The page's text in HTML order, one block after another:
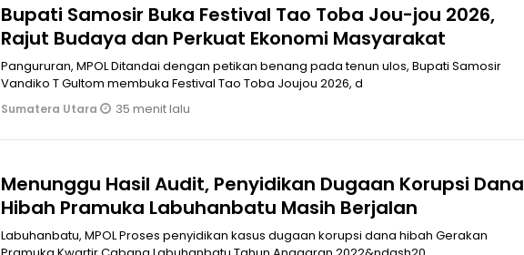
Bupati Samosir Buka Festival Tao Toba Jou-jou 2026,
Rajut Budaya dan Perkuat Ekonomi Masyarakat
Pangururan, MPOL Ditandai dengan petikan benang pada tenun ulos, Bupati Samosir
Vandiko T Gultom membuka Festival Tao Toba Joujou 2026, d
Sumatera Utara 35 menit lalu
Menunggu Hasil Audit, Penyidikan Dugaan Korupsi Dana
Hibah Pramuka Labuhanbatu Masih Berjalan
Labuhanbatu, MPOL Proses penyidikan kasus dugaan korupsi dana hibah Gerakan